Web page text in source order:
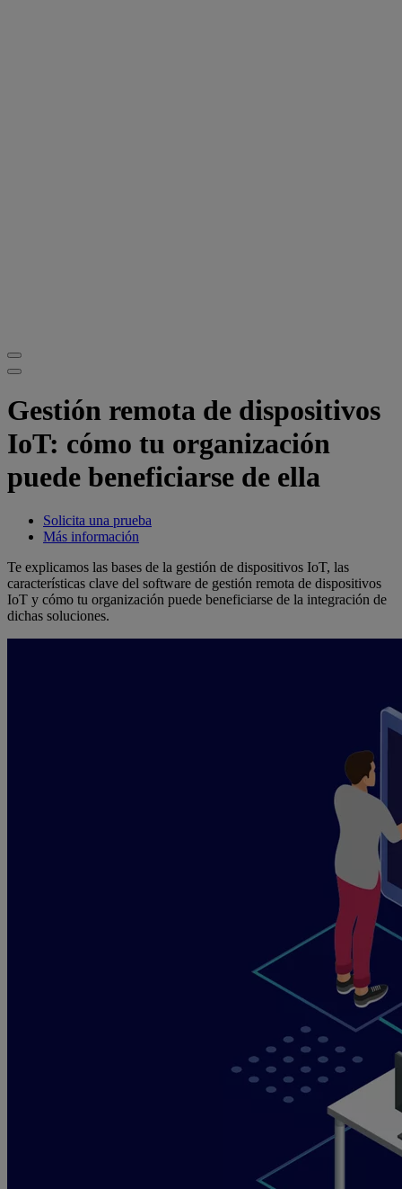
Gestión remota de dispositivos
IoT: cómo tu organización
puede beneficiarse de ella
Solicita una prueba
Más información
Te explicamos las bases de la gestión de dispositivos IoT, las
características clave del software de gestión remota de dispositivos
IoT y cómo tu organización puede beneficiarse de la integración de
dichas soluciones.